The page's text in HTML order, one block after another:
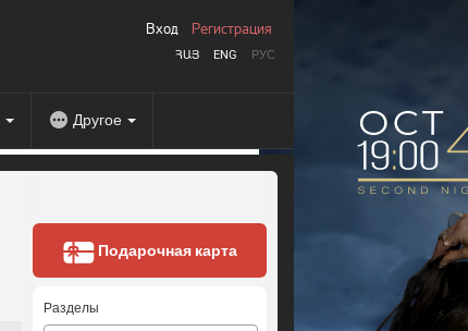
ՀԱՅ ENG РУС
Вход Регистрация
Другое
Подарочная карта
Разделы